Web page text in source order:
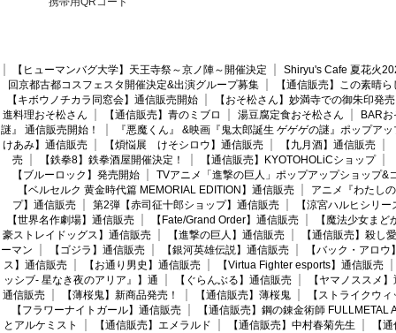
【ヒューマンバグ大学】天王寺祭～京ノ陣～開催決定
Shiryu's Cafe 夏花火
回京都古都コスフェスタ開催決定&出演グループ募集
【通信販売】この素晴
【キボウノチカラ同窓会】通信販売開始
【おそ松さん】妙満寺での御朱印発売
進料理おそ松さん
【通信販売】青のミブロ 湯豆腐定食おそ松さん
BAR
謎』 通信販売開始！
『悪魔くん』 &映画『鬼太郎誕生 ゲゲゲの謎』ポップア
けあみ】通信販売
【煩悩展 けそシロウ】通信販売 【九月酒】通信販売
売
【鉄拳8】鉄拳酒屋開催決定！ 【通信販売】KYOTOHOLiCショップ
【ブルーロック】発売開始
TVアニメ「進撃の巨人」ポップアップショップ&
【ベルセルク 黄金時代篇 MEMORIAL EDITION】通信販売
アニメ『わたし
プ】通信販売
第2弾【赤司征十郎ショップ】通信販売
【涼宮ハルヒシリ
【世界名作劇場】通信販売
【Fate/Grand Order】通信販売
【魔法少女ま
豪ストレイドッグス】通信販売
【進撃の巨人】通信販売
【通信販売】殺し愛
ーマン
【ゴジラ】通信販売 【銀河英雄伝説】通信販売
【バック・アロウ
ス】通信販売
【お通り男史】通信販売
【Virtua Fighter esports】通信販売
ッシブ- 星なき夜のアリア』】通
【ぐらんぶる】通信販売
【ヤマノススメ
通信販売
【薄桜鬼】新商品発売！ 【通信販売】薄桜鬼
【ストライクウ
【フラワーナイトガール】通信販売
【通信販売】鋼の錬金術師 FULLMETAL
とアルケミスト
【通信販売】エメラルド 【通信販売】中村春菊先生
【